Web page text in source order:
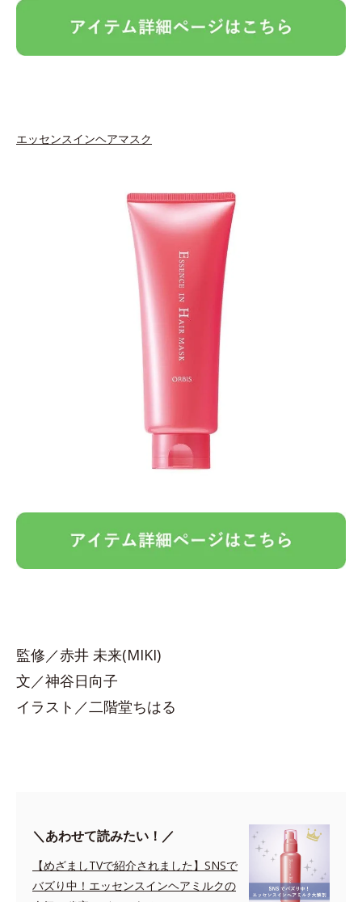
エッセンスインヘアマスク
監修／赤井 未来(MIKI)
文／神谷日向子
イラスト／二階堂ちはる
＼あわせて読みたい！／
【めざましTVで紹介されました】SNSで
バズり中！エッセンスインヘアミルクの